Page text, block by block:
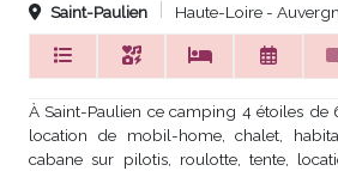
Saint-Paulien Haute-Loire -
À Saint-Paulien ce camping 4 étoiles de
location de mobil-home, chalet,
cabane sur pilotis, roulotte, tente,